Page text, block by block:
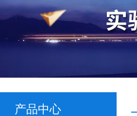
产品中心